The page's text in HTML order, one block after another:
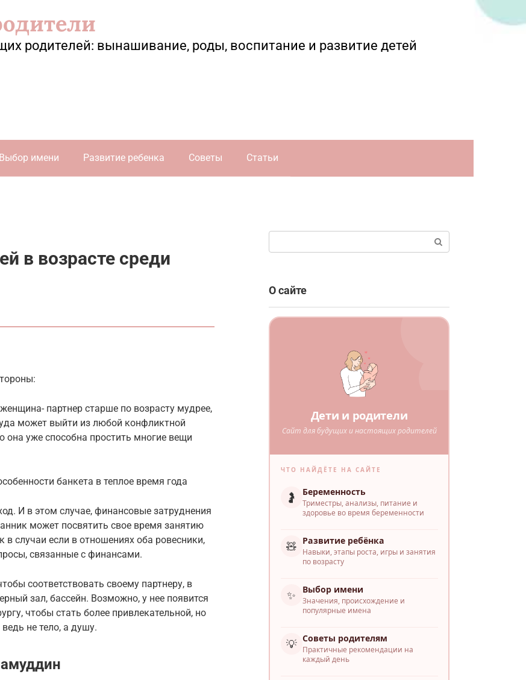
родителей: вынашивание, роды, воспитание и развитие детей
Выбор имени Развитие ребенка Советы Статьи
в возрасте среди
партнер старше по возрасту мудрее,
может выйти из любой конфликтной
она уже способна простить многие вещи
банкета в теплое время года
И в этом случае, финансовые затруднения
может посвятить свое время занятию
случаи если в отношениях оба ровесники,
связанные с финансами.
соответствовать своему партнеру, в
зал, бассейн. Возможно, у нее появится
чтобы стать более привлекательной, но
не тело, а душу.
О сайте
Дети и родители
Сайт для будущих и настоящих родителей
ЧТО НАЙДЁТЕ НА САЙТЕ
🤰 Беременность
Триместры, анализы, питание и
здоровье во время беременности
🧸 Развитие ребёнка
Навыки, этапы роста, игры и занятия
по возрасту
✨ Выбор имени
Значения, происхождение и
популярные имена
💡 Советы родителям
Практичные рекомендации на
каждый день